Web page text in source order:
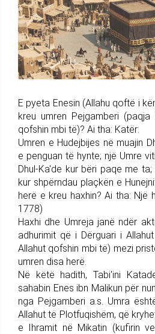
E pyeta Enesin (Allahu qoftë i
kreu umren Pejgamberi
qofshin mbi të)? Ai tha: Katër:
Umren e Hudejbijes në muajin
e penguan të hynte; një Umre
Dhul-Ka'de kur bëri paqe me
kur shpërndau plaçkën e
herë e kreu haxhin? Ai tha: Një
1778)
Haxhi dhe Umreja janë ndër
adhurimit që i Dërguari i
Allahut qofshin mbi të) mezi
umren disa herë.
Në këtë hadith, Tabi'ini
sahabin Enes ibn Malikun për
nga Pejgamberi a.s. Umra
Allahut të Plotfuqishëm, që
e Ihramit në Mikatin (kufirin